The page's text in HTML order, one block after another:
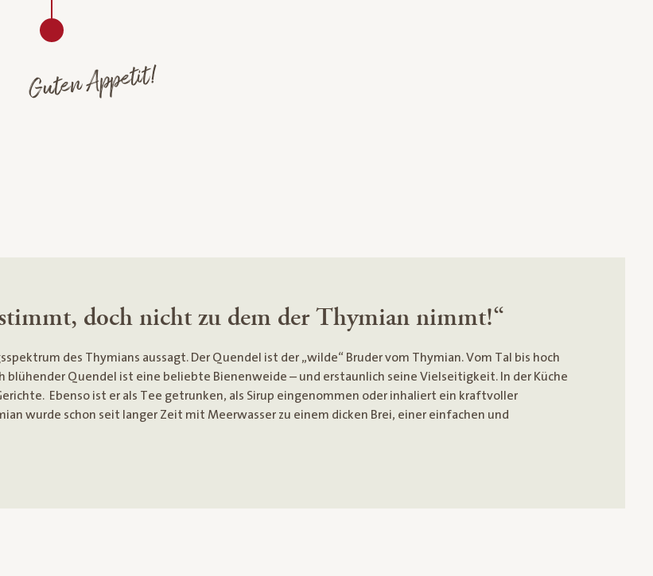
Guten Appetit!
doch nicht zu dem der Thymian nimmt!“
des Thymians aussagt. Der Quendel ist der „wilde“ Bruder vom Thymian. Vom Tal bis hoch
blühender Quendel ist eine beliebte Bienenweide – und erstaunlich seine Vielseitigkeit. In der Küche
Ebenso ist er als Tee getrunken, als Sirup eingenommen oder inhaliert ein kraftvoller
wurde schon seit langer Zeit mit Meerwasser zu einem dicken Brei, einer einfachen und